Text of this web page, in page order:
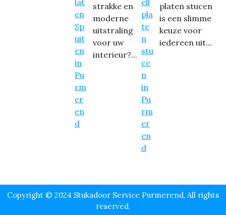
strakke en
moderne
uitstraling
voor uw
interieur?...
platen stucen
is een slimme
keuze voor
iedereen uit...
Copyright © 2024 Stukadoor Service Purmerend, All rights
reserved.